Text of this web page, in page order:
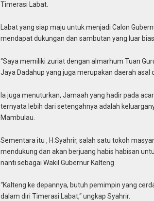
Timerasi Labat.
Labat yang siap maju untuk menjadi Calon
mendapat dukungan dan sambutan yang luar
“Saya memiliki zuriat dengan almarhum Tuan
Jaya Dadahup yang juga merupakan daerah asal
Ia juga menuturkan, Jamaah yang hadir pada
ternyata lebih dari setengahnya adalah
Mambulau.
Sementara itu , H.Syahrir, salah satu tokoh
mendukung dan akan berjuang habis habisan
nanti sebagai Wakil Gubernur Kalteng
“Kalteng ke depannya, butuh pemimpin yang
dalam diri Timerasi Labat,“ ungkap Syahrir.